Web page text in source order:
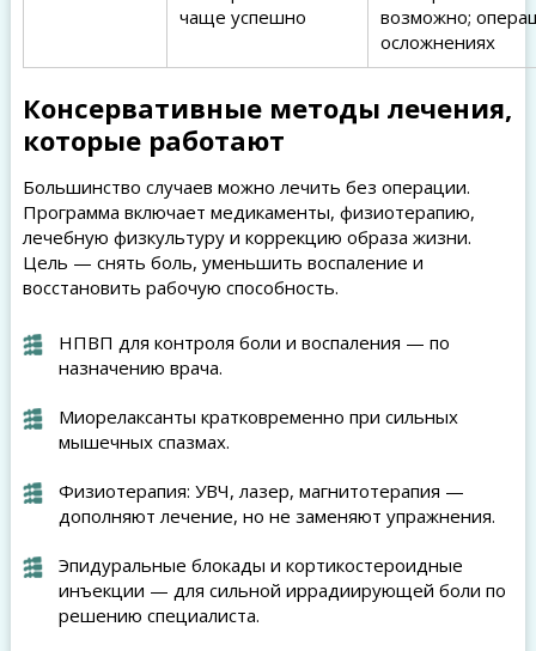
чаще успешно
возможно;
осложнениях
Консервативные методы лечения,
которые работают
Большинство случаев можно лечить без операции.
Программа включает медикаменты, физиотерапию,
лечебную физкультуру и коррекцию образа жизни.
Цель — снять боль, уменьшить воспаление и
восстановить рабочую способность.
НПВП для контроля боли и воспаления — по
назначению врача.
Миорелаксанты кратковременно при сильных
мышечных спазмах.
Физиотерапия: УВЧ, лазер, магнитотерапия —
дополняют лечение, но не заменяют упражнения.
Эпидуральные блокады и кортикостероидные
инъекции — для сильной иррадиирующей боли по
решению специалиста.